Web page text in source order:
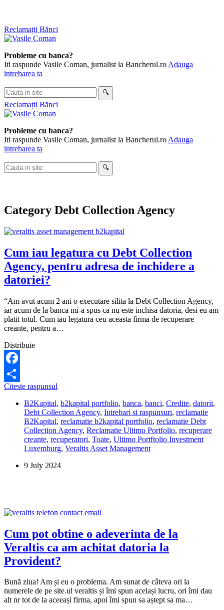
Skip
to
Reclamații Bănci
Probleme cu banca?
Iti raspunde Vasile Coman, jurnalist la Bancherul.ro Adauga
intrebarea ta
Cauta
in
site
🔍
Reclamații Bănci
Probleme cu banca?
Iti raspunde Vasile Coman, jurnalist la Bancherul.ro Adauga
intrebarea ta
Cauta
in
🔍
Category Debt Collection Agency
Cum iau legatura cu Debt Collection
Agency, pentru adresa de inchidere a
datoriei?
“Am avut acum 2 ani o executare silita la Debt Collection Agency,
iar acum de la banca mi-a spus ca nu este inchisa datoria, desi eu am
platit totul. Cum iau legatura ceu aceasta firma de recuperare
creante, pentru a…
Distribuie
Facebook
Share
Citeste raspunsul
legatura
cu
Debt
Collection
Agency,
pentru
de
B2Kapital, b2kapital portfolio, banca, banci, Credite, datorii,
Debt Collection Agency, Intrebari si raspunsuri, reclamatie
B2Kapital, reclamatie b2kapital portfolio, reclamatie Debt
Collection Agency, Reclamatie Ultimo Portfolio, recuperare
creante, recuperatori, Toate, Ultimo Portftolio Investment
Luxemburg, Veraltis Asset Management
9 July 2024
Cum pot obtine o adeverinta de la
Veraltis ca am achitat datoria la
Provident?
Bună ziua! Am și eu o problema. Am sunat de câteva ori la
numerele de pe site.ul veraltis și îmi spun același lucru, ori îmi dau
alt nr tot de la aceeași firma, apoi îmi spun sa aștept sa ma…